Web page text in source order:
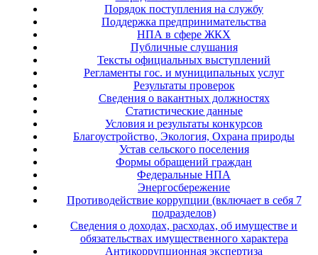
Порядок поступления на службу
Поддержка предпринимательства
НПА в сфере ЖКХ
Публичные слушания
Тексты официальных выступлений
Регламенты гос. и муниципальных услуг
Результаты проверок
Сведения о вакантных должностях
Статистические данные
Условия и результаты конкурсов
Благоустройство, Экология, Охрана природы
Устав сельского поселения
Формы обращений граждан
Федеральные НПА
Энергосбережение
Противодействие коррупции (включает в себя 7
подразделов)
Сведения о доходах, расходах, об имуществе и
обязательствах имущественного характера
Антикоррупционная экспертиза